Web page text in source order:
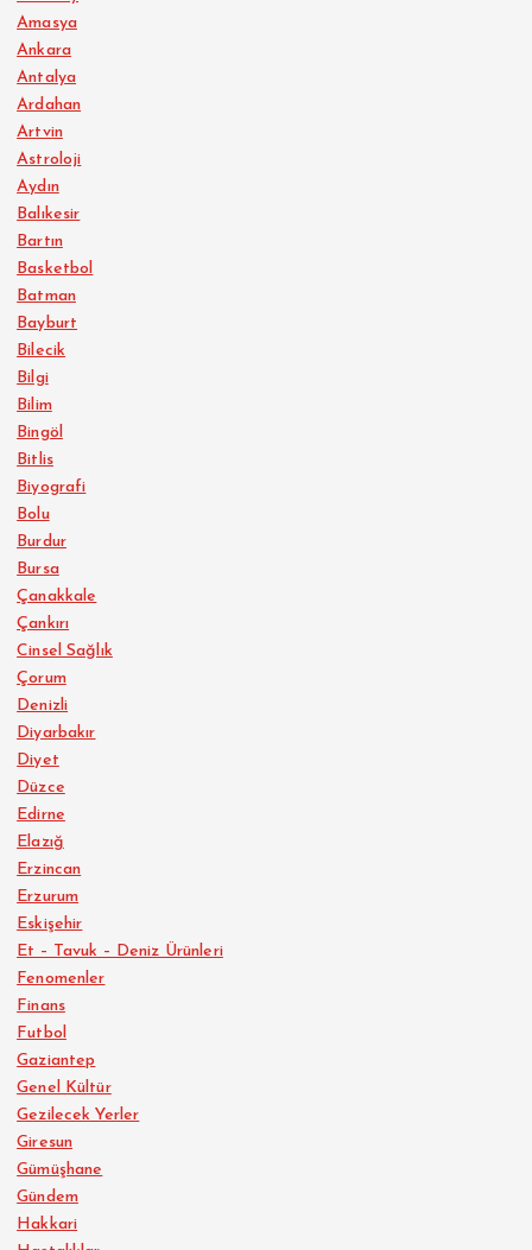
Amasya
Ankara
Antalya
Ardahan
Artvin
Astroloji
Aydın
Balıkesir
Bartın
Basketbol
Batman
Bayburt
Bilecik
Bilgi
Bilim
Bingöl
Bitlis
Biyografi
Bolu
Burdur
Bursa
Çanakkale
Çankırı
Cinsel Sağlık
Çorum
Denizli
Diyarbakır
Diyet
Düzce
Edirne
Elazığ
Erzincan
Erzurum
Eskişehir
Et – Tavuk – Deniz Ürünleri
Fenomenler
Finans
Futbol
Gaziantep
Genel Kültür
Gezilecek Yerler
Giresun
Gümüşhane
Gündem
Hakkari